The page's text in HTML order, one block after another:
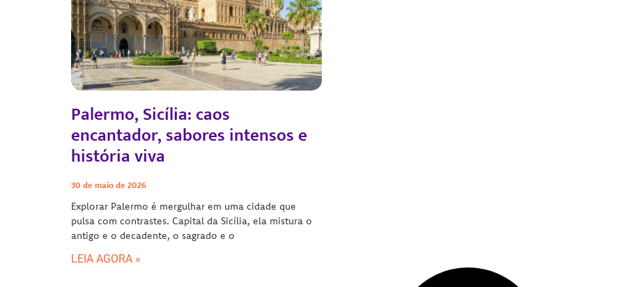
Palermo, Sicília: caos
encantador, sabores intensos e
história viva
30 de maio de 2026
Explorar Palermo é mergulhar em uma cidade que
pulsa com contrastes. Capital da Sicília, ela mistura o
antigo e o decadente, o sagrado e o
LEIA AGORA »